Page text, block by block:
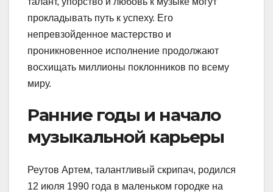
прокладывать путь к успеху. Его
непревзойденное мастерство и
проникновенное исполнение продолжают
восхищать миллионы поклонников по всему
миру.
Ранние годы и начало
музыкальной карьеры
Реутов Артем, талантливый скрипач, родился
12 июля 1990 года в маленьком городке на